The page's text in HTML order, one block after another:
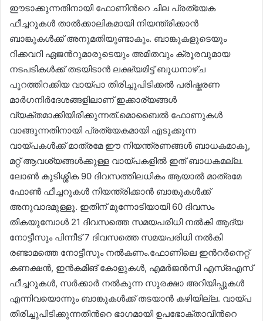
ഈടാക്കുന്നതിനായി ഫോണിന്‍റെ ചില പ്രത്യേക
ഫീച്ചറുകൾ താൽക്കാലികമായി നിയന്ത്രിക്കാൻ
ബാങ്കുകൾക്ക് അനുമതിയുണ്ടാകും. ബാങ്കുകളുടെയും
റിക്കവറി ഏജന്‍റുമാരുടെയും അമിതവും ക്രൂരവുമായ
നടപടികൾക്ക് തടയിടാൻ ലക്ഷ്യമിട്ട് ബുധനാഴ്ച
പുറത്തിറക്കിയ വായ്പാ തിരിച്ചുപിടിക്കൽ പരിഷ്കരണ
മാർഗനിർദേശങ്ങളിലാണ് ഇക്കാര്യങ്ങൾ
വ്യക്തമാക്കിയിരിക്കുന്നത്.മൊബൈൽ ഫോണുകൾ
വാങ്ങുന്നതിനായി പ്രത്യേകമായി എടുക്കുന്ന
വായ്പകൾക്ക് മാത്രമേ ഈ നിയന്ത്രണങ്ങൾ ബാധകമാകൂ,
മറ്റ് ആവശ്യങ്ങൾക്കുള്ള വായ്പകളിൽ ഇത് ബാധകമല്ല.
ലോൺ കുടിശ്ശിക 90 ദിവസത്തിലധികം ആയാൽ മാത്രമേ
ഫോൺ ഫീച്ചറുകൾ നിയന്ത്രിക്കാൻ ബാങ്കുകൾക്ക്
അനുവാദമുള്ളൂ. ഇതിന് മുന്നോടിയായി 60 ദിവസം
തികയുമ്പോൾ 21 ദിവസത്തെ സമയപരിധി നൽകി ആദ്യ
നോട്ടീസും പിന്നീട് 7 ദിവസത്തെ സമയപരിധി നൽകി
രണ്ടാമത്തെ നോട്ടീസും നൽകണം.ഫോണിലെ ഇന്‍റർനെറ്റ്
കണക്ഷൻ, ഇൻകമിങ് കോളുകൾ, എമർജൻസി എസ്ഒഎസ്
ഫീച്ചറുകൾ, സർക്കാർ നൽകുന്ന സുരക്ഷാ അറിയിപ്പുകൾ
എന്നിവയൊന്നും ബാങ്കുകൾക്ക് തടയാൻ കഴിയില്ല. വായ്പ
തിരിച്ചുപിടിക്കുന്നതിന്‍റെ ഭാഗമായി ഉപഭോക്താവിന്‍റെ